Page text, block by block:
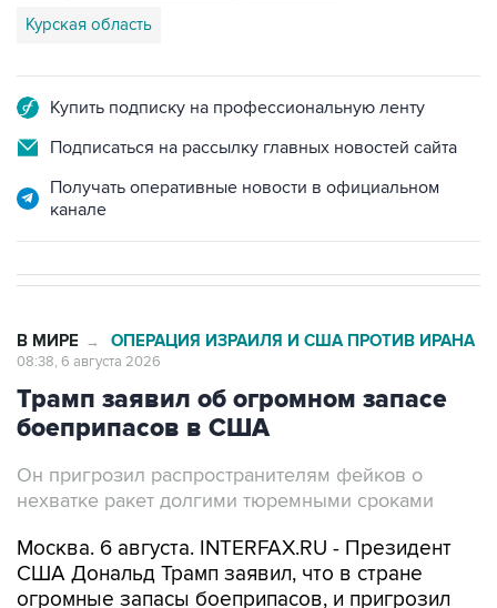
Курская область
Купить подписку на профессиональную ленту
Подписаться на рассылку главных новостей сайта
Получать оперативные новости в официальном
канале
В МИРЕ → ОПЕРАЦИЯ ИЗРАИЛЯ И США ПРОТИВ ИРАНА
08:38, 6 августа 2026
Трамп заявил об огромном запасе
боеприпасов в США
Он пригрозил распространителям фейков о
нехватке ракет долгими тюремными сроками
Москва. 6 августа. INTERFAX.RU - Президент
США Дональд Трамп заявил, что в стране
огромные запасы боеприпасов, и пригрозил